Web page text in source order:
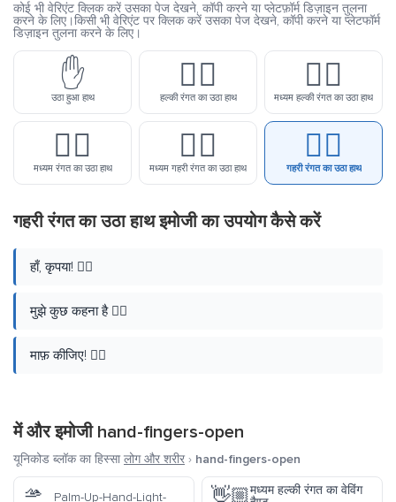
कोई भी वेरिएंट क्लिक करें उसका पेज देखने, कॉपी करने या प्लेटफ़ॉर्म डिज़ाइन तुलना
करने के लिए।किसी भी वेरिएंट पर क्लिक करें उसका पेज देखने, कॉपी करने या प्लेटफॉर्म
डिज़ाइन तुलना करने के लिए।
✋
उठा हुआ हाथ
✋🏻
हल्की रंगत का उठा हाथ
✋🏼
मध्यम हल्की रंगत का उठा हाथ
✋🏽
मध्यम रंगत का उठा हाथ
✋🏾
मध्यम गहरी रंगत का उठा हाथ
✋🏿
गहरी रंगत का उठा हाथ
गहरी रंगत का उठा हाथ इमोजी का उपयोग कैसे करें
हाँ, कृपया! ✋🏿
मुझे कुछ कहना है ✋🏿
माफ़ कीजिए! ✋🏿
में और इमोजी hand-fingers-open
यूनिकोड ब्लॉक का हिस्सालोग और शरीर › hand-fingers-open
🫴
Palm-Up-Hand-Light- 👋🏼मध्यम हल्की रंगत का वेविंग